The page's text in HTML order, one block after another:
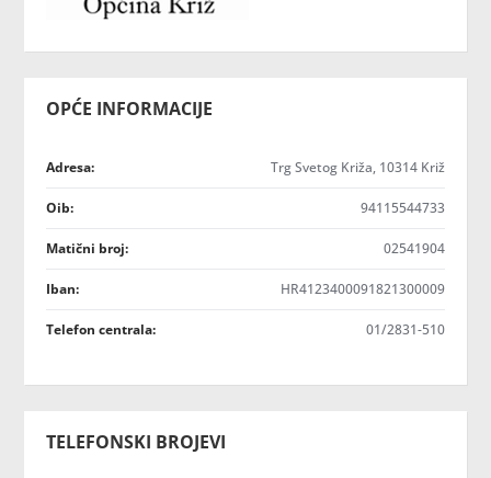
OPĆE INFORMACIJE
Adresa: Trg Svetog Križa, 10314 Križ
Oib: 94115544733
Matični broj: 02541904
Iban: HR4123400091821300009
Telefon centrala: 01/2831-510
TELEFONSKI BROJEVI